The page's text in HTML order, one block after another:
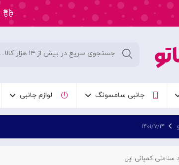
جانبی سامسونگ لوازم جانبی
۱۴۰۱/۷/۱۴
سلامتی کمپانی اپل